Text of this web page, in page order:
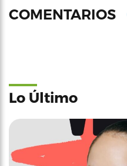
COMENTARIOS
Lo Último